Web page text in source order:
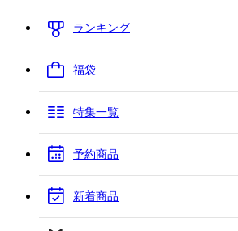
ランキング
福袋
特集一覧
予約商品
新着商品